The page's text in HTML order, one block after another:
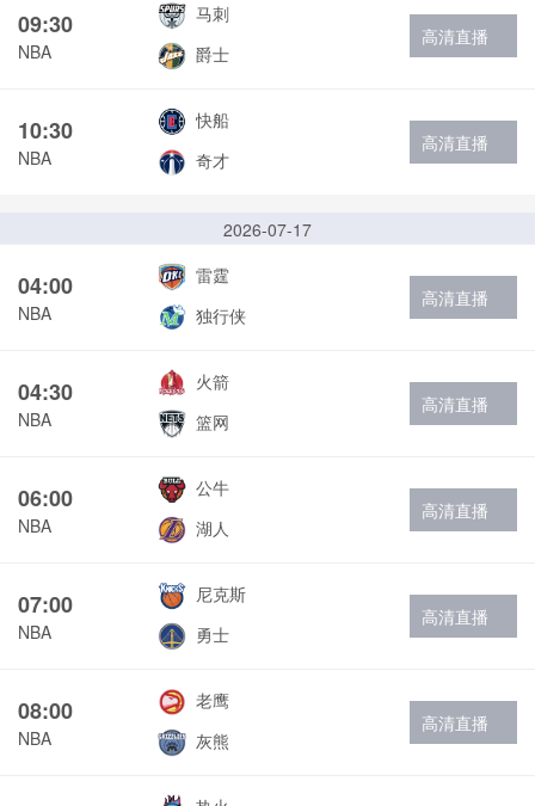
09:30
NBA
马刺
爵士
高清直播
10:30
NBA
快船
奇才
高清直播
2026-07-17
04:00
NBA
雷霆
独行侠
高清直播
04:30
NBA
火箭
篮网
高清直播
06:00
NBA
公牛
湖人
高清直播
07:00
NBA
尼克斯
勇士
高清直播
08:00
NBA
老鹰
灰熊
高清直播